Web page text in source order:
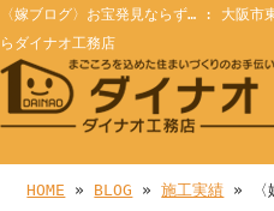
〈嫁ブログ〉お宝発見ならず… : 大阪市
らダイナオ工務店
HOME » BLOG »施工実績 » 〈